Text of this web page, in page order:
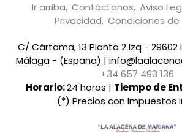
Ir arriba Contáctanos Aviso
Privacidad Condiciones
C/ Cártama, 13 Planta 2 Izq - 29602
Málaga - (España) |
+34 657 493 136
Horario:24 horas | Tiempo de
(*) Precios con Impuestos